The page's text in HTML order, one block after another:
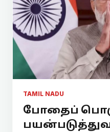
TAMIL NADU
போதைப்